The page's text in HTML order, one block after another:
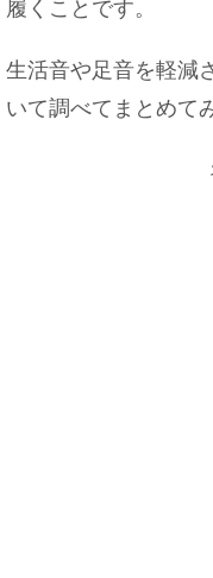
履くことです。
生活音や足音を軽減
いて調べてまとめて